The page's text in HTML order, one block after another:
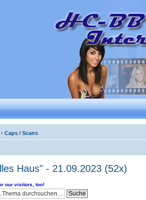
‹ Caps / Scans
Haus" - 21.09.2023 (52x)
our visitors, too!